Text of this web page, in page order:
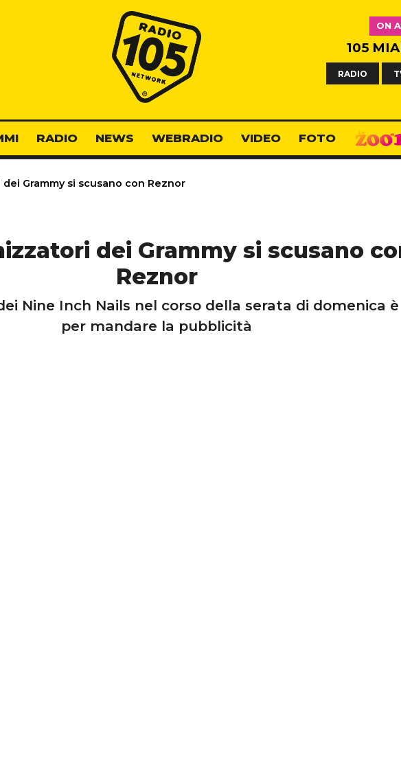
Radio 105
ON
105
RADIO
RADIO NEWS WEBRADIO VIDEO FOTO
Grammy si scusano con Reznor
dei Grammy si scusano
Reznor
Nine Inch Nails nel corso della serata di domenica
per mandare la pubblicità